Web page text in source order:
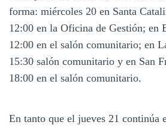
forma: miércoles 20 en Santa
12:00 en la Oficina de Gestión; en
12:00 en el salón comunitario; en
15:30 salón comunitario y en San
18:00 en el salón comunitario.
En tanto que el jueves 21 continúa